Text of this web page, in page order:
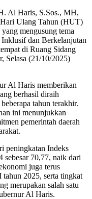
Al Haris, S.Sos., MH,
Ulang Tahun (HUT)
mengusung tema
dan Berkelanjutan
di Ruang Sidang
Selasa (21/10/2025)
Al Haris memberikan
berhasil diraih
tahun terakhir.
ini menunjukkan
pemerintah daerah
peningkatan Indeks
sebesar 70,77, naik dari
juga terus
2025, serta tingkat
merupakan salah satu
Al Haris.